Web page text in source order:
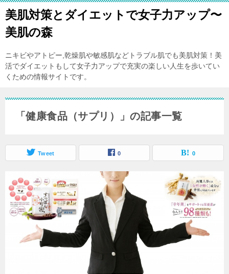
美肌対策とダイエットで女子力アップ〜
美肌の森
ニキビやアトピー,乾燥肌や敏感肌などトラブル肌でも美肌対策！美
活でダイエットもして女子力アップで充実の楽しい人生を歩いてい
くための情報サイトです。
「健康食品（サプリ）」の記事一覧
Tweet 0 0